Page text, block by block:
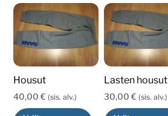
Housut
40,00€ (sis. alv.)
Lasten housut
30,00€ (sis. alv.)